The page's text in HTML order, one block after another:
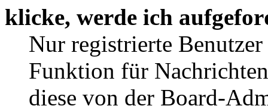
klicke, werde ich
Nur registrierte
Funktion für
diese von der Board-